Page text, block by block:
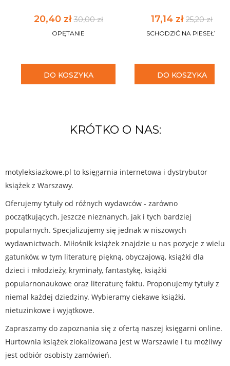
20,40 zł30,00 zł
OPĘTANIE
DO KOSZYKA
17,14 zł 25,20 zł
SCHODZIĆ NA PIESEŁY
DO KOSZYKA
KRÓTKO O NAS:
motyleksiazkowe.pl to księgarnia internetowa i dystrybutor
książek z Warszawy.
Oferujemy tytuły od różnych wydawców - zarówno
początkujących, jeszcze nieznanych, jak i tych bardziej
popularnych. Specjalizujemy się jednak w niszowych
wydawnictwach. Miłośnik książek znajdzie u nas pozycje z wielu
gatunków, w tym literaturę piękną, obyczajową, książki dla
dzieci i młodzieży, kryminały, fantastykę, książki
popularnonaukowe oraz literaturę faktu. Proponujemy tytuły z
niemal każdej dziedziny. Wybieramy ciekawe książki,
nietuzinkowe i wyjątkowe.
Zapraszamy do zapoznania się z ofertą naszej księgarni online.
Hurtownia książek zlokalizowana jest w Warszawie i tu możliwy
jest odbiór osobisty zamówień.